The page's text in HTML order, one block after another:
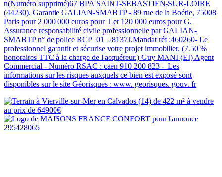
n(Numéro supprimé)67 BPA SAINT-SEBASTIEN-SUR-LOIRE
(44230). Garantie GALIAN-SMABTP - 89 rue de la Boétie, 75008
Paris pour 2 000 000 euros pour T et 120 000 euros pour G.
Assurance responsabilité civile professionnelle par GALIAN-
SMABTP n° de police RCP_01_28137J.Mandat réf :460260- Le
professionnel garantit et sécurise votre projet immobilier. (7.50 %
honoraires TTC à la charge de l'acquéreur.) Guy MANI (EI) Agent
Commercial - Numéro RSAC : caen 910 200 823 - .Les
informations sur les risques auxquels ce bien est exposé sont
disponibles sur le site Géorisques : www. georisques. gouv. fr